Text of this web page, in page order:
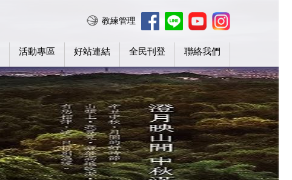
活動專區 好站連結 全民刊登 聯絡我們
教練管理